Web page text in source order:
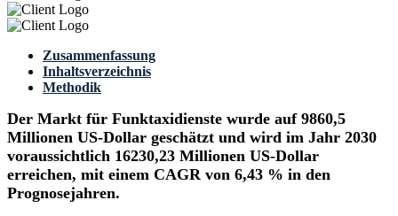
Zusammenfassung
Inhaltsverzeichnis
Methodik
Der Markt für Funktaxidienste wurde auf 9860,5
Millionen US-Dollar geschätzt und wird im Jahr 2030
voraussichtlich 16230,23 Millionen US-Dollar
erreichen, mit einem CAGR von 6,43 % in den
Prognosejahren.